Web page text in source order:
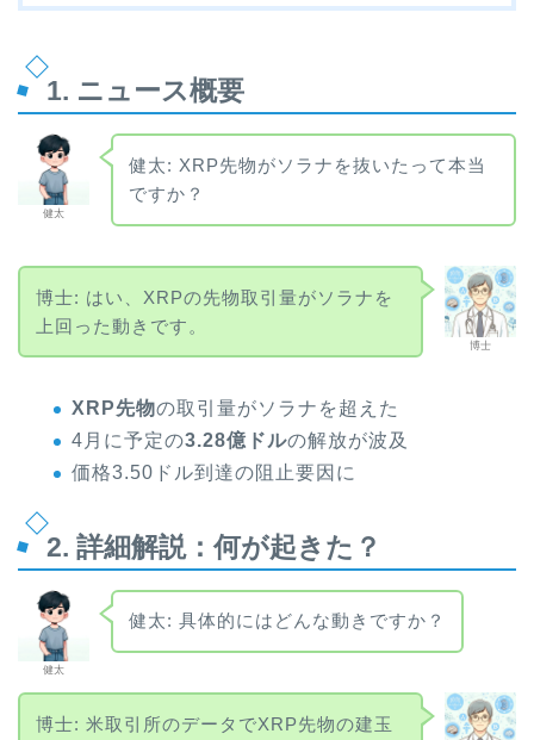
1. ニュース概要
健太
健太: XRP先物がソラナを抜いたって本当
ですか？
博士
博士: はい、XRPの先物取引量がソラナを
上回った動きです。
XRP先物の取引量がソラナを超えた
4月に予定の3.28億ドルの解放が波及
価格3.50ドル到達の阻止要因に
2. 詳細解説：何が起きた？
健太
健太: 具体的にはどんな動きですか？
博士: 米取引所のデータでXRP先物の建玉